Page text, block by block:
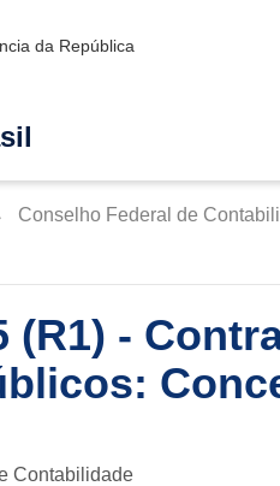
da República
Conselho Federal de
(R1) -
Contabilidade